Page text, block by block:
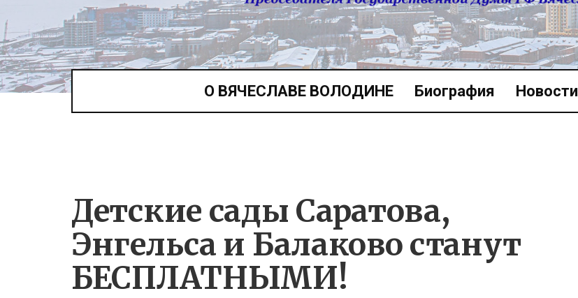
О ВЯЧЕСЛАВЕ ВОЛОДИНЕ Биография Новости
Детские сады Саратова,
Энгельса и Балаково станут
БЕСПЛАТНЫМИ!